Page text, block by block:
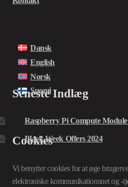
Dansk
English
Norsk
Suomi
Seneste Indlæg
Raspberry Pi Compute
Black Week Offers 2024
Cookies
Vi benytter cookies for at øge
elektroniske kommunikationsnet og -